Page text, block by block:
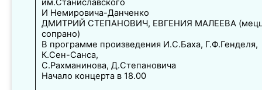
им.Станиславского
И Немировича-Данченко
ДМИТРИЙ СТЕПАНОВИЧ, ЕВГЕНИЯ МАЛЕЕВА
сопрано)
В программе произведения И.С.Баха, Г.Ф.Генделя,
К.Сен-Санса,
С.Рахманинова, Д.Степановича
Начало концерта в 18.00